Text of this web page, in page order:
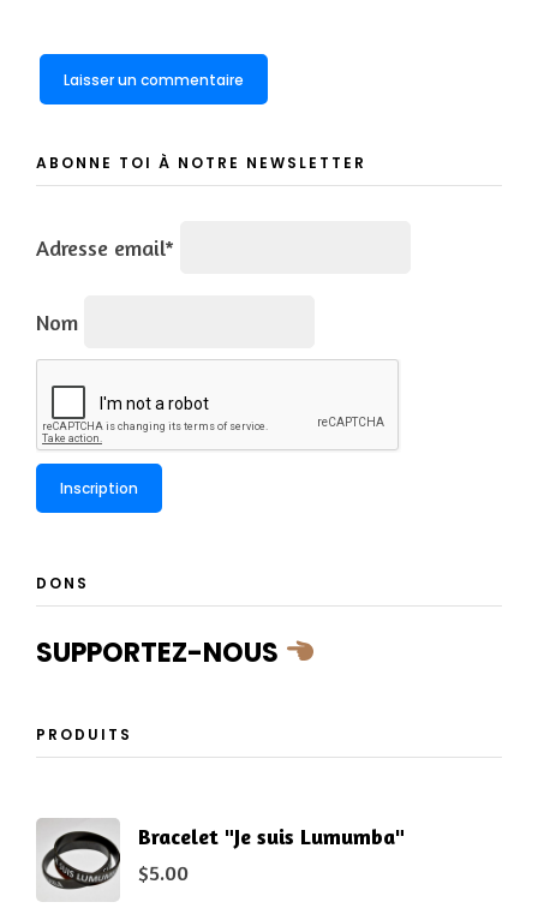
ABONNE TOI À NOTRE NEWSLETTER
Adresse email*
Nom
DONS
SUPPORTEZ-NOUS
PRODUITS
Bracelet "Je suis Lumumba"
$5.00